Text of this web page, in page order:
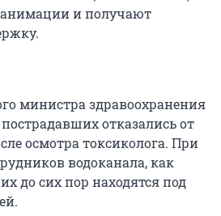
и получают
министра здравоохранения
отказались от
осмотра токсиколога. При
водоканала, как
до сих пор находятся под